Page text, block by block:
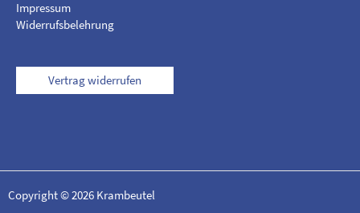
Impressum
Widerrufsbelehrung
Vertrag widerrufen
Copyright © 2026 Krambeutel